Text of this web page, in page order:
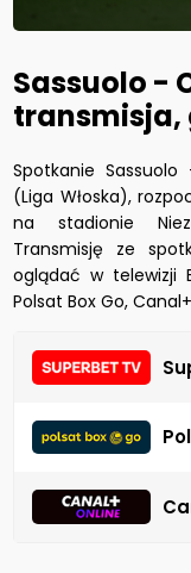
Sassuolo -
transmisja,
Spotkanie
(Liga Włoska),
na stadionie
Transmisję ze
oglądać w telewizji
Polsat Box Go,